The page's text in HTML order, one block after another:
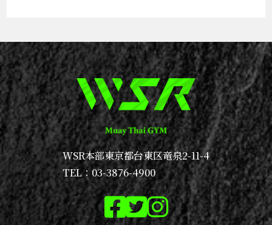
WSR本部東京都台東区竜泉2-11-4
TEL：03-3876-4900